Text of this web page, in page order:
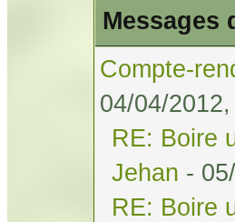
Messages
Compte-
04/04/
RE: Boire
Jehan -
RE: Boire